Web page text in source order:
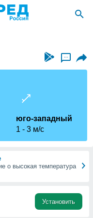
...
юго-западный
1
3 м/с
о высокая температура
Установить